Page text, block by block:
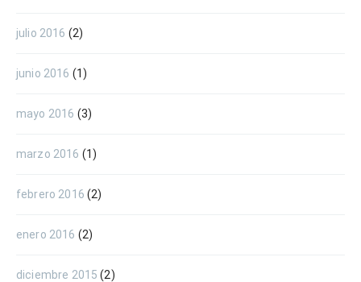
julio 2016 (2)
junio 2016 (1)
mayo 2016 (3)
marzo 2016 (1)
febrero 2016 (2)
enero 2016 (2)
diciembre 2015 (2)